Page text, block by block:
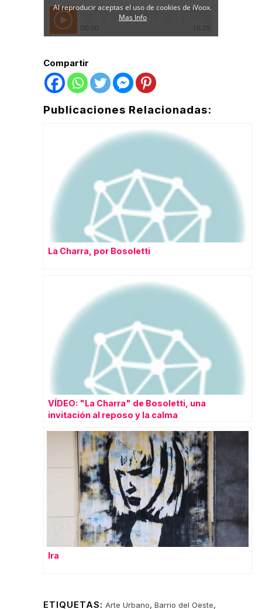
Compartir
Publicaciones Relacionadas:
La Charra, por Bosoletti
VÍDEO: "La Charra" de Bosoletti, una
invitación al reposo y la calma
Ira
ETIQUETAS: Arte Urbano, Barrio del Oeste,